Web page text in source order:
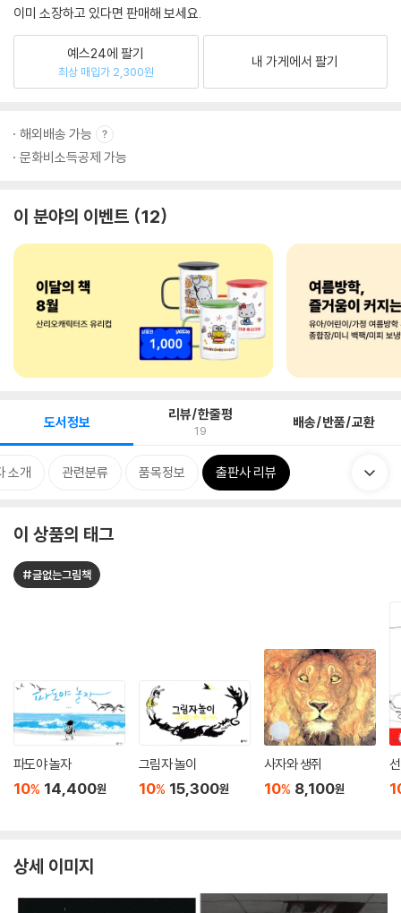
이미 소장하고 있다면 판매해 보세요.
예스24에 팔기
최상 매입가 2,300원
내 가게에서 팔기
해외배송 가능
문화비소득공제 가능
이 분야의 이벤트 12
도서정보 리뷰/한줄평
19 배송/반품/교환
소개 관련분류 품목정보 출판사 리뷰
이 상품의 태그
#글없는그림책
파도야 놀자
10% 14,400원
그림자 놀이
10% 15,300원
사자와 생쥐
10% 8,100원
선
상세 이미지